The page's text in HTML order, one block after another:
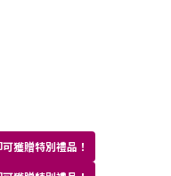
獲贈特別禮品！